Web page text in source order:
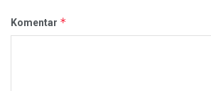
Komentar *